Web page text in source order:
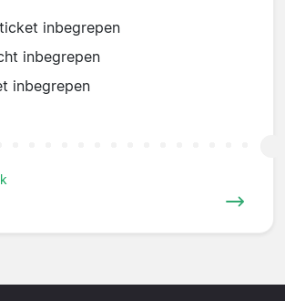
inbegrepen
inbegrepen
inbegrepen